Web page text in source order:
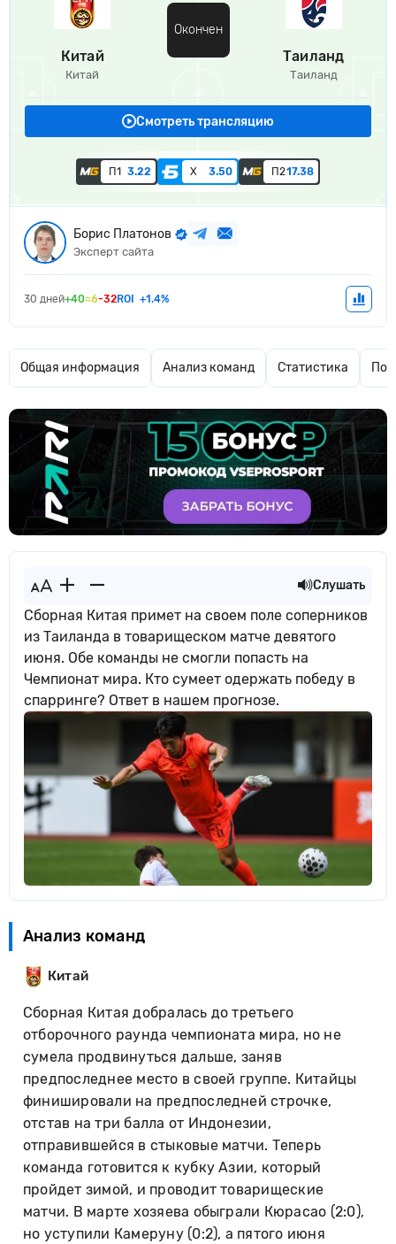
Китай
Китай
Окончен
Таиланд
Таиланд
Смотреть трансляцию
П1 3.22 Х 3.50 П217.38
Борис Платонов
Эксперт сайта
30 дней+40=6-32ROI +1.4%
Общая информация Анализ команд Статистика
Слушать
Сборная Китая примет на своем поле соперников
из Таиланда в товарищеском матче девятого
июня. Обе команды не смогли попасть на
Чемпионат мира. Кто сумеет одержать победу в
спарринге? Ответ в нашем прогнозе.
Анализ команд
Китай
Сборная Китая добралась до третьего
отборочного раунда чемпионата мира, но не
сумела продвинуться дальше, заняв
предпоследнее место в своей группе. Китайцы
финишировали на предпоследней строчке,
отстав на три балла от Индонезии,
отправившейся в стыковые матчи. Теперь
команда готовится к кубку Азии, который
пройдет зимой, и проводит товарищеские
матчи. В марте хозяева обыграли Кюрасао (2:0),
но уступили Камеруну (0:2), а пятого июня